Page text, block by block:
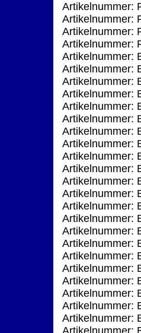
Artikelnummer:
Artikelnummer:
Artikelnummer:
Artikelnummer:
Artikelnummer:
Artikelnummer:
Artikelnummer:
Artikelnummer:
Artikelnummer:
Artikelnummer:
Artikelnummer:
Artikelnummer:
Artikelnummer:
Artikelnummer:
Artikelnummer:
Artikelnummer:
Artikelnummer:
Artikelnummer:
Artikelnummer:
Artikelnummer:
Artikelnummer:
Artikelnummer:
Artikelnummer:
Artikelnummer:
Artikelnummer:
Artikelnummer: